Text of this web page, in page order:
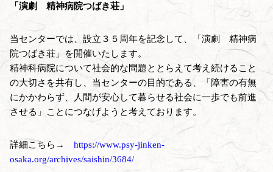
「演劇 精神病院つばき荘」
当センターでは、設立３５周年を記念して、「演劇 精神病
院つばき荘」を開催いたします。
精神科病院について社会的な問題ととらえて考え続けること
の大切さを共有し、当センターの目的である、「障害の有無
にかかわらず、人間が安心して暮らせる社会に一歩でも前進
させる」ことにつなげようと考えております。
詳細こちら→ https://www.psy-jinken-
osaka.org/archives/saishin/3684/